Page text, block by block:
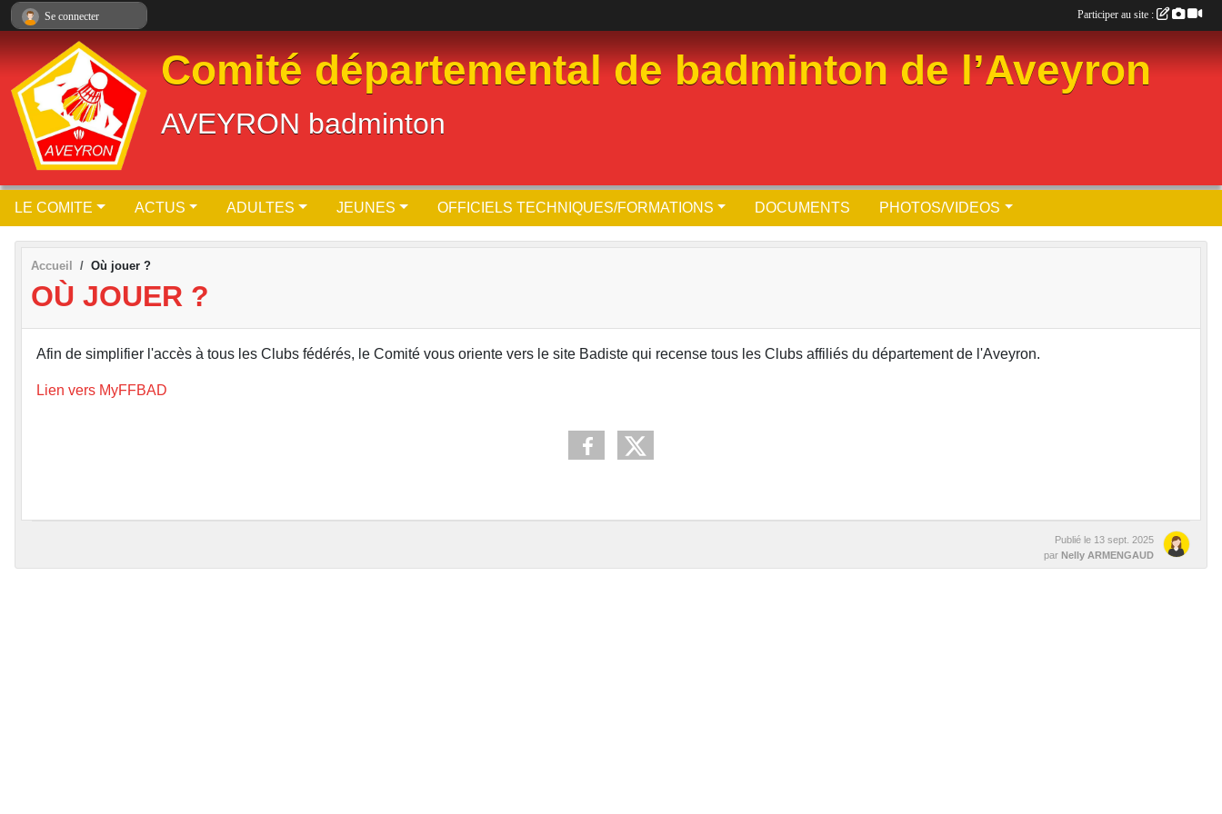
Comité départemental de badminton de l’Aveyron
AVEYRON badminton
LE COMITE ACTUS ADULTES JEUNES OFFICIELS TECHNIQUES/FORMATIONS DOCUMENTS PHOTOS/VIDEOS
Accueil Où jouer ?
OÙ JOUER ?
Afin de simplifier l'accès à tous les Clubs fédérés, le Comité vous oriente vers le site Badiste qui recense tous les Clubs affiliés du département de l'Aveyron.
Lien vers MyFFBAD
Publié le 13 sept. 2025
par Nelly ARMENGAUD
Se connecter Participer au site :
Panneau de gestion des cookies